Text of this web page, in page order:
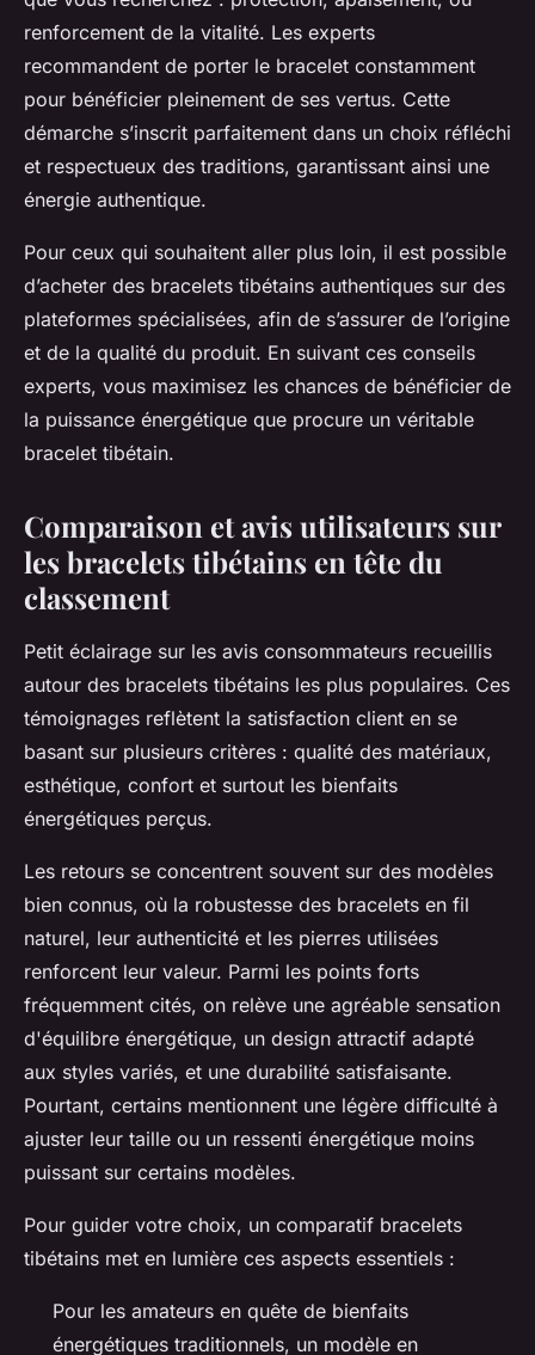
renforcement de la vitalité. Les experts
recommandent de porter le bracelet constamment
pour bénéficier pleinement de ses vertus. Cette
démarche s’inscrit parfaitement dans un choix réfléchi
et respectueux des traditions, garantissant ainsi une
énergie authentique.
Pour ceux qui souhaitent aller plus loin, il est possible
d’acheter des bracelets tibétains authentiques sur des
plateformes spécialisées, afin de s’assurer de l’origine
et de la qualité du produit. En suivant ces conseils
experts, vous maximisez les chances de bénéficier de
la puissance énergétique que procure un véritable
bracelet tibétain.
Comparaison et avis utilisateurs sur
les bracelets tibétains en tête du
classement
Petit éclairage sur les avis consommateurs recueillis
autour des bracelets tibétains les plus populaires. Ces
témoignages reflètent la satisfaction client en se
basant sur plusieurs critères : qualité des matériaux,
esthétique, confort et surtout les bienfaits
énergétiques perçus.
Les retours se concentrent souvent sur des modèles
bien connus, où la robustesse des bracelets en fil
naturel, leur authenticité et les pierres utilisées
renforcent leur valeur. Parmi les points forts
fréquemment cités, on relève une agréable sensation
d'équilibre énergétique, un design attractif adapté
aux styles variés, et une durabilité satisfaisante.
Pourtant, certains mentionnent une légère difficulté à
ajuster leur taille ou un ressenti énergétique moins
puissant sur certains modèles.
Pour guider votre choix, un comparatif bracelets
tibétains met en lumière ces aspects essentiels :
Pour les amateurs en quête de bienfaits
énergétiques traditionnels, un modèle en